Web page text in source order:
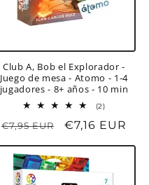
Club A, Bob el Explorador -
Juego de mesa - Atomo - 1-4
jugadores - 8+ años - 10 min
(2)2
totales
Precio
€7,95 EUR
Precio
oferta
€7,16 EUR